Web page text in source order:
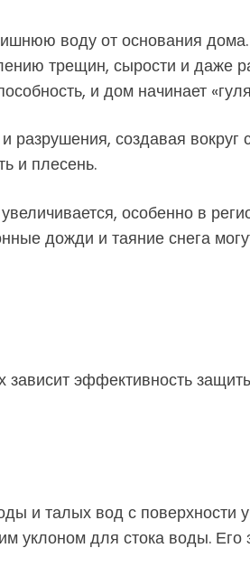
воду от основания
трещин, сырости и даже
и дом начинает
создавая вокруг
и плесень.
особенно в
дожди и таяние снега
зависит эффективность
и талых вод с поверхности
уклоном для стока воды. Его